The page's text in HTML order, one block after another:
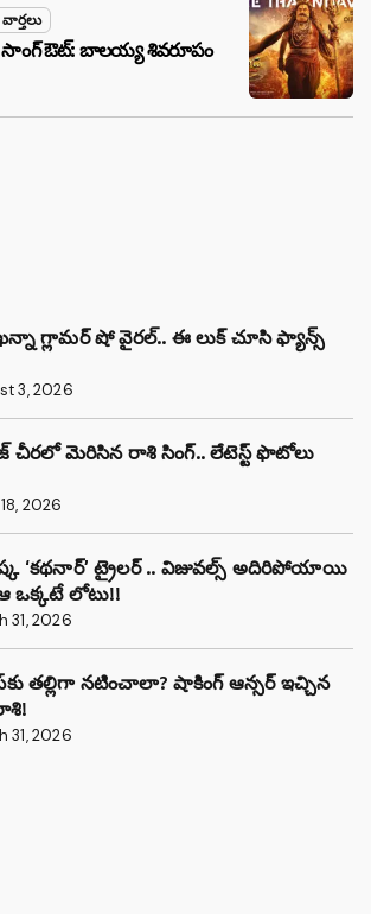
సాంగ్ ఔట్: బాలయ్య శివరూపం
గ్లామర్ షో వైరల్.. ఈ లుక్ చూసి ఫ్యాన్స్
3, 2026
చీరలో మెరిసిన రాశి సింగ్.. లేటెస్ట్ ఫొటోలు
2026
‘కథనార్’ ట్రైలర్ .. విజువల్స్ అదిరిపోయాయి
ఒక్కటే లోటు!!
31, 2026
తల్లిగా నటించాలా? షాకింగ్ ఆన్సర్ ఇచ్చిన
31, 2026